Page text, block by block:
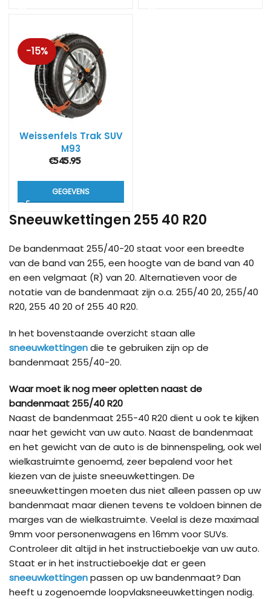
-15%
Weissenfels Trak SUV
M93
€545.95
GEGEVENS
Sneeuwkettingen 255 40 R20
De bandenmaat 255/40-20 staat voor een breedte
van de band van 255, een hoogte van de band van 40
en een velgmaat (R) van 20. Alternatieven voor de
notatie van de bandenmaat zijn o.a. 255/40 20, 255/40
R20, 255 40 20 of 255 40 R20.
In het bovenstaande overzicht staan alle
sneeuwkettingendie te gebruiken zijn op de
bandenmaat 255/40-20.
Waar moet ik nog meer opletten naast de
bandenmaat 255/40 R20
Naast de bandenmaat 255-40 R20 dient u ook te kijken
naar het gewicht van uw auto. Naast de bandenmaat
en het gewicht van de auto is de binnenspeling, ook wel
wielkastruimte genoemd, zeer bepalend voor het
kiezen van de juiste sneeuwkettingen. De
sneeuwkettingen moeten dus niet alleen passen op uw
bandenmaat maar dienen tevens te voldoen binnen de
marges van de wielkastruimte. Veelal is deze maximaal
9mm voor personenwagens en 16mm voor SUVs.
Controleer dit altijd in het instructieboekje van uw auto.
Staat er in het instructieboekje dat er geen
sneeuwkettingenpassen op uw bandenmaat? Dan
heeft u zogenoemde loopvlaksneeuwkettingen nodig.